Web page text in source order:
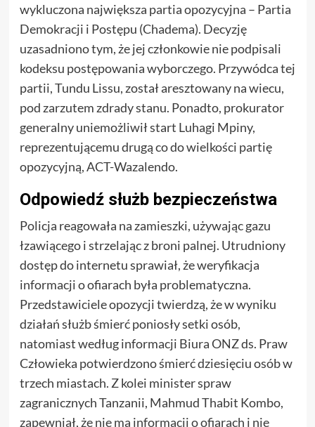
wykluczona największa partia opozycyjna – Partia
Demokracji i Postępu (Chadema). Decyzję
uzasadniono tym, że jej członkowie nie podpisali
kodeksu postępowania wyborczego. Przywódca tej
partii, Tundu Lissu, został aresztowany na wiecu,
pod zarzutem zdrady stanu. Ponadto, prokurator
generalny uniemożliwił start Luhagi Mpiny,
reprezentującemu drugą co do wielkości partię
opozycyjną, ACT-Wazalendo.
Odpowiedź służb bezpieczeństwa
Policja reagowała na zamieszki, używając gazu
łzawiącego i strzelając z broni palnej. Utrudniony
dostęp do internetu sprawiał, że weryfikacja
informacji o ofiarach była problematyczna.
Przedstawiciele opozycji twierdzą, że w wyniku
działań służb śmierć poniosły setki osób,
natomiast według informacji Biura ONZ ds. Praw
Człowieka potwierdzono śmierć dziesięciu osób w
trzech miastach. Z kolei minister spraw
zagranicznych Tanzanii, Mahmud Thabit Kombo,
zapewniał, że nie ma informacji o ofiarach i nie